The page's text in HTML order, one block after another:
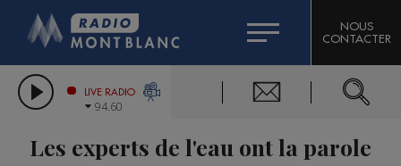
LES CHRONIQUES DE L'EXPERT
CITIZEN MACHINERY
GRAND MASSIF DOMAINES SKIABLES
BIGARD
COMPAGNIE DU MONT-BLANC
NOUS
CONTACTER
LIVE RADIO
94.60
Les experts de l'eau ont la parole